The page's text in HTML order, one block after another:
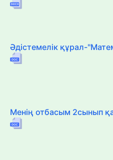
Әдістемелік құрал-
Менің отбасым 2сынып